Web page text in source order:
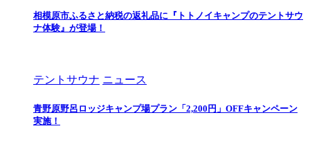
相模原市ふるさと納税の返礼品に『トトノイキャンプのテントサウ
ナ体験』が登場！
テントサウナ ニュース
青野原野呂ロッジキャンプ場プラン「2,200円」OFFキャンペーン
実施！